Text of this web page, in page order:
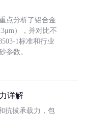
点分析了铝合金
），并对比不
1标准和行业
参数。
详解
抗拔承载力，包